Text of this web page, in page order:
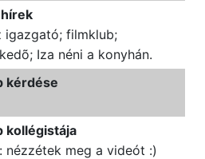
igazgató; filmklub;
Iza néni a konyhán.
kérdése
kollégistája
nézzétek meg a videót :)